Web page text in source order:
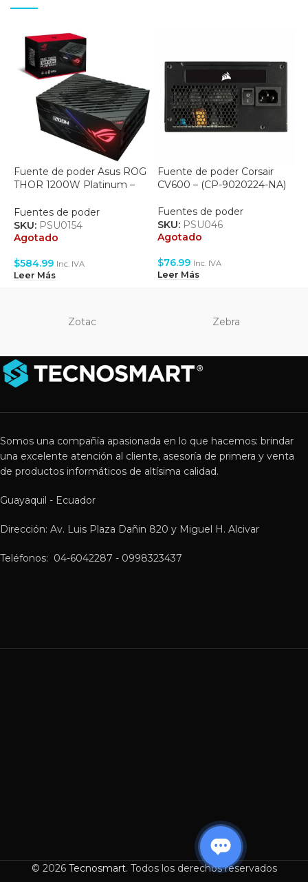
Fuente de poder Asus ROG
THOR 1200W Platinum –
Fuentes de poder
SKU: PSU0154
Agotado
$584.99 Inc. IVA
Leer Más
Fuente de poder Corsair
CV600 – (CP-9020224-NA)
Fuentes de poder
SKU: PSU046
Agotado
$76.99 Inc. IVA
Leer Más
Zotac Zebra
Somos una compañía apasionada en lo que hacemos: brindar
una excelente atención al cliente, asesoría de primera y venta
de productos informáticos de altísima calidad.
Guayaquil - Ecuador
Dirección: Av. Luis Plaza Dañin 820 y Miguel H. Alcivar
Teléfonos: 04-6042287 - 0998323437
© 2026 Tecnosmart. Todos los derechos reservados